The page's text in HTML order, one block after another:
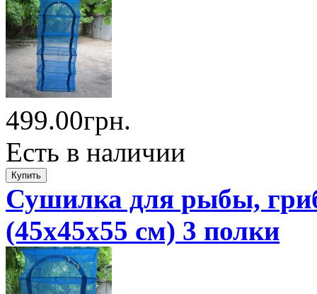
499.00грн.
Есть в наличии
Сушилка для рыбы,
(45x45x55 см) 3 полки